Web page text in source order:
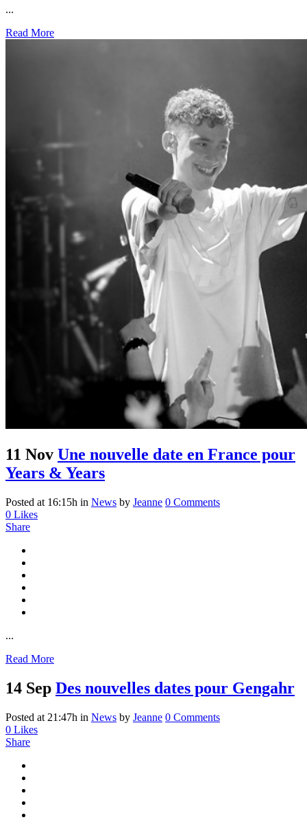
...
Read More
11 Nov Une nouvelle date en France pour
Years & Years
Posted at 16:15h in News by Jeanne 0 Comments
0 Likes
Share
...
Read More
14 Sep Des nouvelles dates pour Gengahr
Posted at 21:47h in News by Jeanne 0 Comments
0 Likes
Share